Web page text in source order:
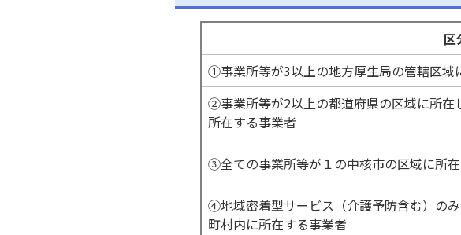
区
①事業所等が3以上の地方厚生局の管轄区域
②事業所等が2以上の都道府県の区域に所在
所在する事業者
③全ての事業所等が１の中核市の区域に所
④地域密着型サービス（介護予防含む）の
町村内に所在する事業者